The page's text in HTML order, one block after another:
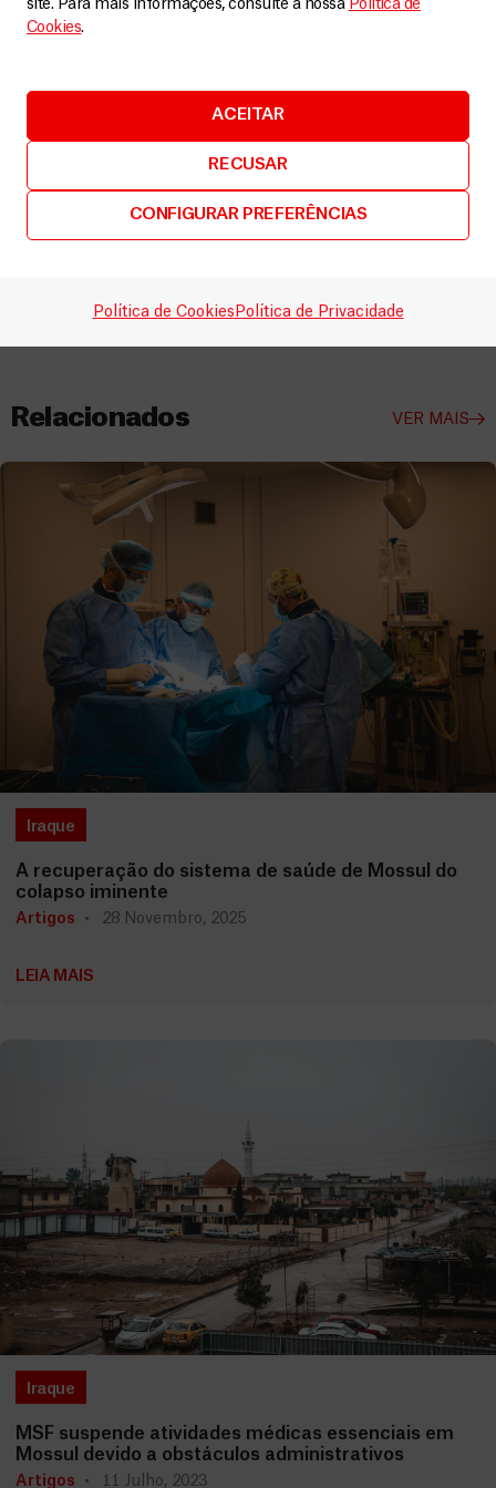
site. Para mais informações, consulte a nossa Política de
Cookies.
ACEITAR
RECUSAR
CONFIGURAR PREFERÊNCIAS
Política de Cookies Política de Privacidade
atualmente trabalham em seis instalações médicas, dentro e
básicos de saúde e de saúde mental nos acampamentos
recentemente estabelecidos para receber pessoas que
fogem de Mossul. A fim de garantir sua independência, MSF
internacional para seu trabalho no Iraque, contando somente
* Os nomes foram alterados
Relacionados VER MAIS
Iraque
A recuperação do sistema de saúde de Mossul do
colapso iminente
Artigos 28 Novembro, 2025
LEIA MAIS
Iraque
MSF suspende atividades médicas essenciais em
Mossul devido a obstáculos administrativos
Artigos 11 Julho, 2023